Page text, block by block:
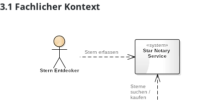
3.1 Fachlicher Kontext